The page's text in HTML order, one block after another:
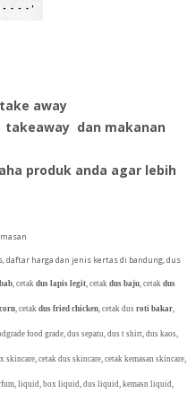
away
takeaway dan makanan
produk anda agar lebih
daftar harga dan jenis kertas di bandung, dus
, cetak dus lapis legit, cetak dus baju, cetak dus
, cetak dus fried chicken, cetak dus roti bakar,
food grade, dus sepatu, dus t shirt, dus kaos,
cetak dus skincare, cetak kemasan skincare,
liquid, box liquid, dus liquid, kemasn liquid,